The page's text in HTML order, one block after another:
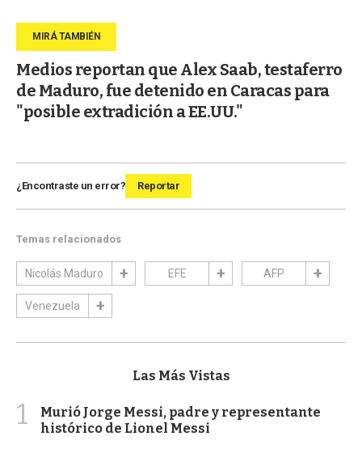
Medios reportan que Alex Saab, testaferro
de Maduro, fue detenido en Caracas para
"posible extradición a EE.UU."
¿Encontraste un error? Reportar
Temas relacionados
Nicolás Maduro EFE AFP
Venezuela
Las Más Vistas
1
Murió Jorge Messi, padre y representante
histórico de Lionel Messi